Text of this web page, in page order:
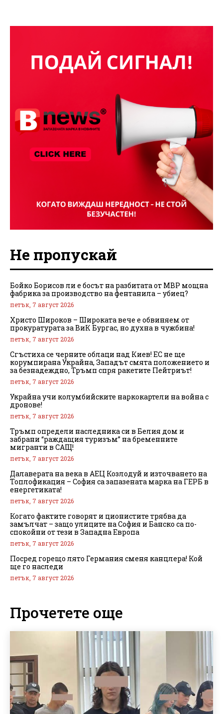
Не пропускай
Бойко Борисов ли е босът на разбитата от МВР мощна
фабрика за производство на фентанила – убиец?
петък, 7 август 2026
Христо Широков – Широката вече е обвиняем от
прокуратурата за ВиК Бургас, но духна в чужбина!
петък, 7 август 2026
Сгъстиха се черните облаци над Киев! ЕС не ще
корумпирана Украйна, Западът смята положението и
за безнадеждно, Тръмп спря ракетите Пейтриът!
петък, 7 август 2026
Украйна учи колумбийските наркокартели на война с
дронове!
петък, 7 август 2026
Тръмп определи наследника си в Белия дом и
забрани “раждащия туризъм” на бременните
мигранти в САЩ!
петък, 7 август 2026
Далаверата на века в АЕЦ Козлодуй и източването на
Топлофикация – София са запазената марка на ГЕРБ в
енергетиката!
петък, 7 август 2026
Когато фактите говорят и ционистите трябва да
замълчат – защо улиците на София и Банско са по-
спокойни от тези в Западна Европа
петък, 7 август 2026
Посред горещо лято Германия сменя канцлера! Кой
ще го наследи
петък, 7 август 2026
Прочетете още